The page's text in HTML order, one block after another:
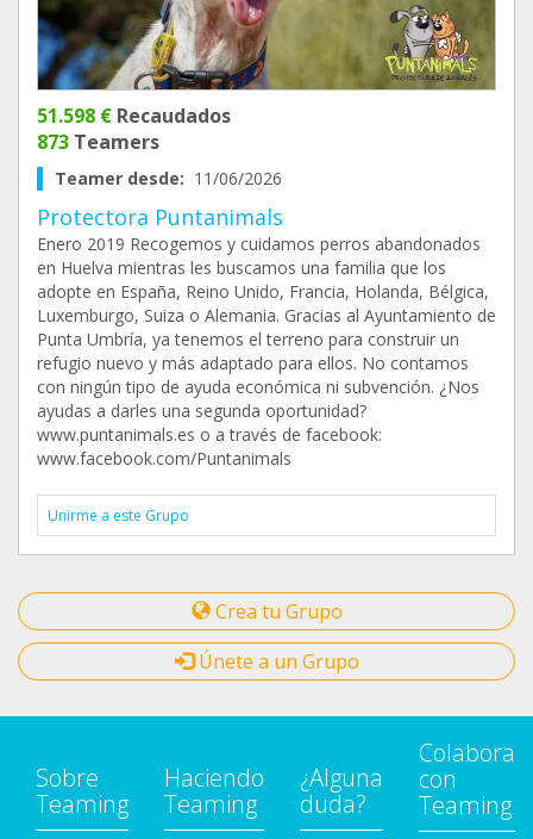
51.598 € Recaudados
873 Teamers
Teamer desde: 11/06/2026
Protectora Puntanimals
Enero 2019 Recogemos y cuidamos perros abandonados
en Huelva mientras les buscamos una familia que los
adopte en España, Reino Unido, Francia, Holanda, Bélgica,
Luxemburgo, Suiza o Alemania. Gracias al Ayuntamiento de
Punta Umbría, ya tenemos el terreno para construir un
refugio nuevo y más adaptado para ellos. No contamos
con ningún tipo de ayuda económica ni subvención. ¿Nos
ayudas a darles una segunda oportunidad?
www.puntanimals.es o a través de facebook:
www.facebook.com/Puntanimals
Unirme a este Grupo
Crea tu Grupo
Únete a un Grupo
Sobre
Teaming
Haciendo
Teaming
¿Alguna
duda?
Colabora
con
Teaming